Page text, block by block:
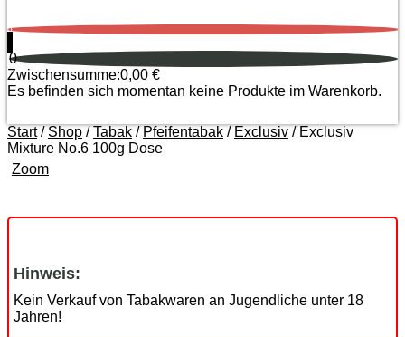
0
0
Zwischensumme:0,00 €
Es befinden sich momentan keine Produkte im Warenkorb.
Start/ Shop /Tabak / Pfeifentabak / Exclusiv / Exclusiv
Mixture No.6 100g Dose
Zoom
Hinweis:
Kein Verkauf von Tabakwaren an Jugendliche unter 18
Jahren!